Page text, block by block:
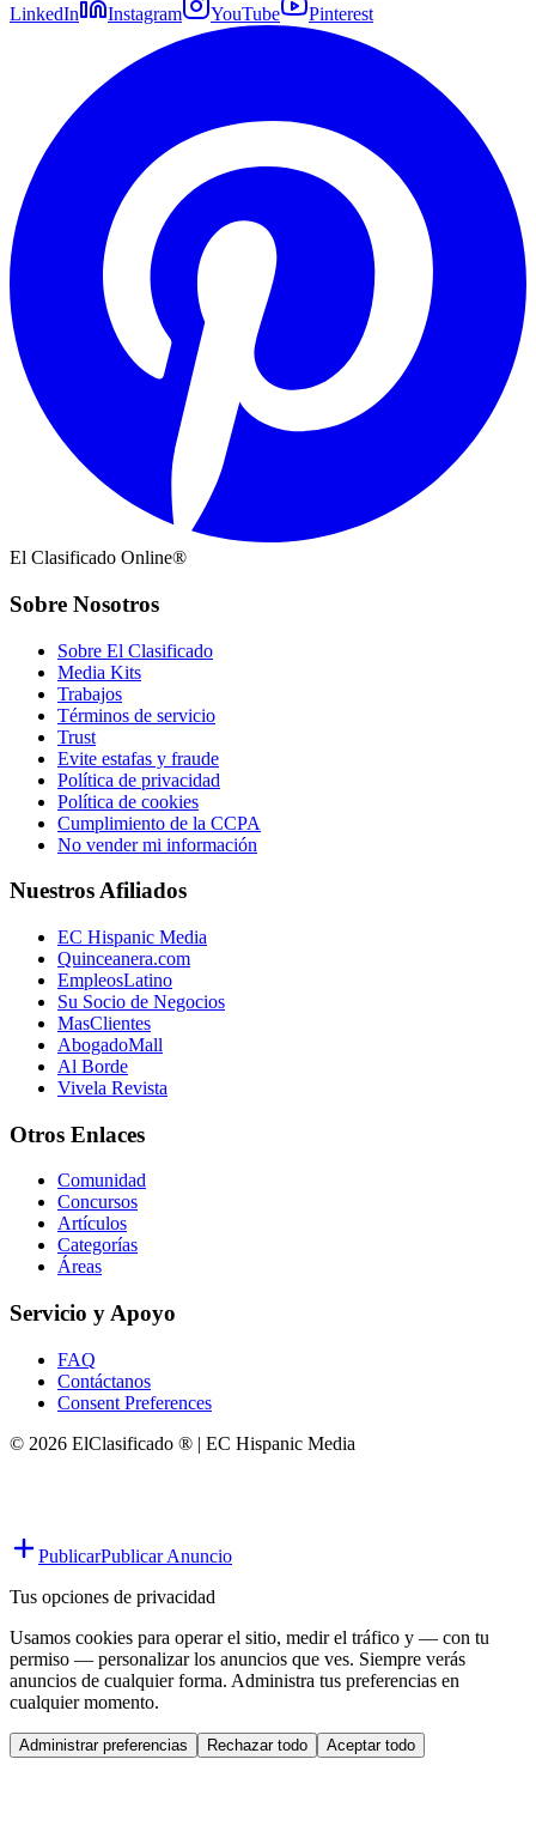
LinkedIn Instagram YouTube Pinterest
El Clasificado Online®
Sobre Nosotros
Sobre El Clasificado
Media Kits
Trabajos
Términos de servicio
Trust
Evite estafas y fraude
Política de privacidad
Política de cookies
Cumplimiento de la CCPA
No vender mi información
Nuestros Afiliados
EC Hispanic Media
Quinceanera.com
EmpleosLatino
Su Socio de Negocios
MasClientes
AbogadoMall
Al Borde
Vivela Revista
Otros Enlaces
Comunidad
Concursos
Artículos
Categorías
Áreas
Servicio y Apoyo
FAQ
Contáctanos
Consent Preferences
© 2026 ElClasificado ® | EC Hispanic Media
PublicarPublicar Anuncio
Tus opciones de privacidad
Usamos cookies para operar el sitio, medir el tráfico y — con tu
permiso — personalizar los anuncios que ves. Siempre verás
anuncios de cualquier forma. Administra tus preferencias en
cualquier momento.
Administrar preferencias Rechazar todo Aceptar todo